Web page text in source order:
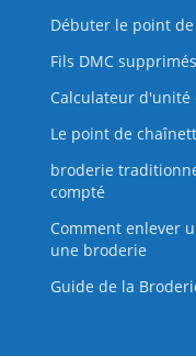
Débuter le point
Fils DMC supprimés
Calculateur d'unité
Le point de
broderie
compté
Comment enlever
une broderie
Guide de la